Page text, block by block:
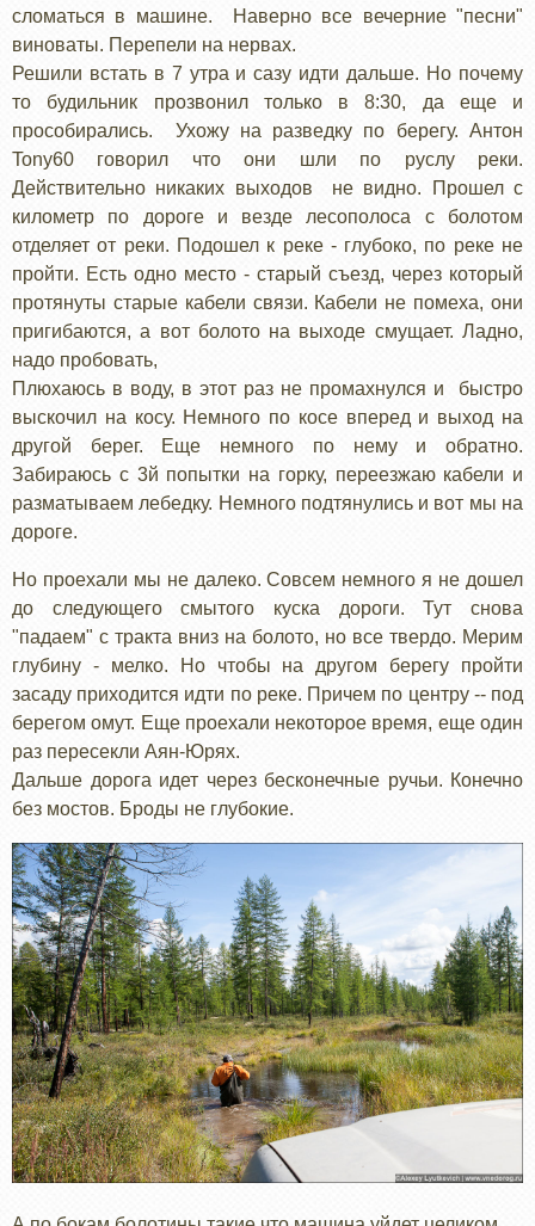
сломаться в машине. Наверно все вечерние "песни"
виноваты. Перепели на нервах.
Решили встать в 7 утра и сазу идти дальше. Но почему
то будильник прозвонил только в 8:30, да еще и
прособирались. Ухожу на разведку по берегу. Антон
Tony60 говорил что они шли по руслу реки.
Действительно никаких выходов не видно. Прошел с
километр по дороге и везде лесополоса с болотом
отделяет от реки. Подошел к реке - глубоко, по реке не
пройти. Есть одно место - старый съезд, через который
протянуты старые кабели связи. Кабели не помеха, они
пригибаются, а вот болото на выходе смущает. Ладно,
надо пробовать,
Плюхаюсь в воду, в этот раз не промахнулся и быстро
выскочил на косу. Немного по косе вперед и выход на
другой берег. Еще немного по нему и обратно.
Забираюсь с 3й попытки на горку, переезжаю кабели и
разматываем лебедку. Немного подтянулись и вот мы на
дороге.
Но проехали мы не далеко. Совсем немного я не дошел
до следующего смытого куска дороги. Тут снова
"падаем" с тракта вниз на болото, но все твердо. Мерим
глубину - мелко. Но чтобы на другом берегу пройти
засаду приходится идти по реке. Причем по центру -- под
берегом омут. Еще проехали некоторое время, еще один
раз пересекли Аян-Юрях.
Дальше дорога идет через бесконечные ручьи. Конечно
без мостов. Броды не глубокие.